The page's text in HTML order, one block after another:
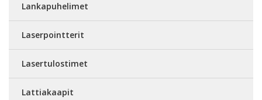
Lankapuhelimet
Laserpointterit
Lasertulostimet
Lattiakaapit